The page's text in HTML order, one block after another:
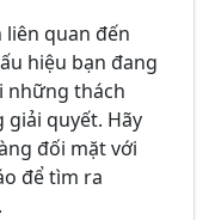
liên quan đến
hiệu bạn đang
những thách
giải quyết. Hãy
đối mặt với
để tìm ra